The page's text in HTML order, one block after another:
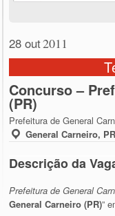
28 out2011
Concurso –
(PR)
Prefeitura de General
General Carneiro, PR
Descrição da
Prefeitura de General
General Carneiro (PR)”